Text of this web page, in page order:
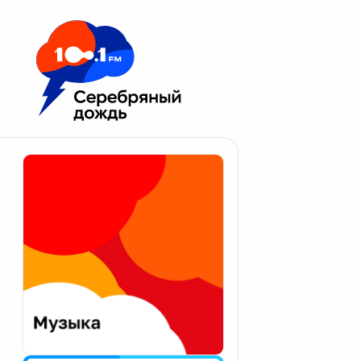
Москва 100.1 FM
Апатиты
Екатеринбург
Калининград
Калуга